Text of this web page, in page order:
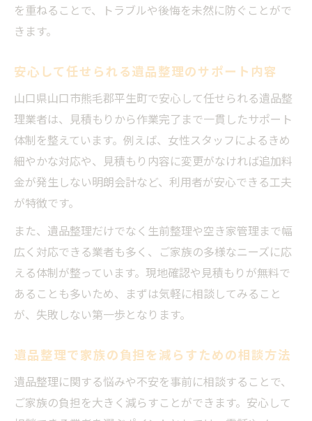
を重ねることで、トラブルや後悔を未然に防ぐことがで
きます。
安心して任せられる遺品整理のサポート内容
山口県山口市熊毛郡平生町で安心して任せられる遺品整
理業者は、見積もりから作業完了まで一貫したサポート
体制を整えています。例えば、女性スタッフによるきめ
細やかな対応や、見積もり内容に変更がなければ追加料
金が発生しない明朗会計など、利用者が安心できる工夫
が特徴です。
また、遺品整理だけでなく生前整理や空き家管理まで幅
広く対応できる業者も多く、ご家族の多様なニーズに応
える体制が整っています。現地確認や見積もりが無料で
あることも多いため、まずは気軽に相談してみること
が、失敗しない第一歩となります。
遺品整理で家族の負担を減らすための相談方法
遺品整理に関する悩みや不安を事前に相談することで、
ご家族の負担を大きく減らすことができます。安心して